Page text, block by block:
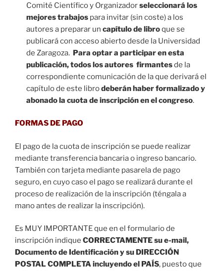
Comité Científico y Organizadorseleccionará los
mejores trabajospara invitar (sin coste) a los
autores a preparar un capítulo de libroque se
publicará con acceso abierto desde la Universidad
de Zaragoza. Para optara participar en esta
publicación, todos los autores firmantesde la
correspondiente comunicación de la que derivará el
capítulo de este librodeberán haber formalizado y
abonado la cuota de inscripción en el congreso.
FORMAS DE PAGO
El pago de la cuota de inscripción se puede realizar
mediante transferencia bancaria o ingreso bancario.
También con tarjeta mediante pasarela de pago
seguro, en cuyo caso el pago se realizará durante el
proceso de realización de la inscripción (téngala a
mano antes de realizar la inscripción).
Es MUY IMPORTANTE que en el formulario de
inscripción indique CORRECTAMENTE su e-mail,
Documento de Identificación y su DIRECCIÓN
POSTAL COMPLETA incluyendo el PAÍS, puesto que